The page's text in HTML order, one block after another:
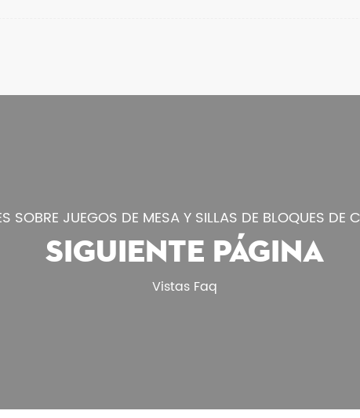
SOBRE JUEGOS DE MESA Y SILLAS DE BLOQUES DE
SIGUIENTE PÁGINA
Vistas Faq